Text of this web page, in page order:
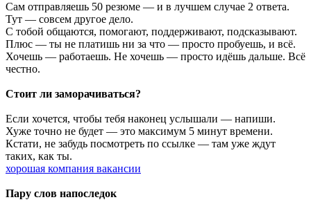
Сам отправляешь 50 резюме — и в лучшем случае 2 ответа.
Тут — совсем другое дело.
С тобой общаются, помогают, поддерживают, подсказывают.
Плюс — ты не платишь ни за что — просто пробуешь, и всё.
Хочешь — работаешь. Не хочешь — просто идёшь дальше. Всё
честно.
Стоит ли заморачиваться?
Если хочется, чтобы тебя наконец услышали — напиши.
Хуже точно не будет — это максимум 5 минут времени.
Кстати, не забудь посмотреть по ссылке — там уже ждут
таких, как ты.
хорошая компания вакансии
Пару слов напоследок